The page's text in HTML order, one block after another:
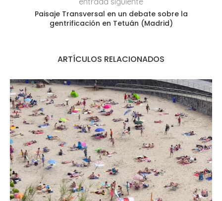
Paisaje Transversal en un debate sobre la
gentrificación en Tetuán (Madrid)
ARTÍCULOS RELACIONADOS